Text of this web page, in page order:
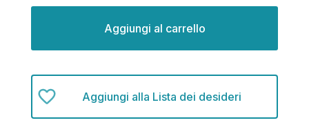
Aggiungi alla Lista dei desideri